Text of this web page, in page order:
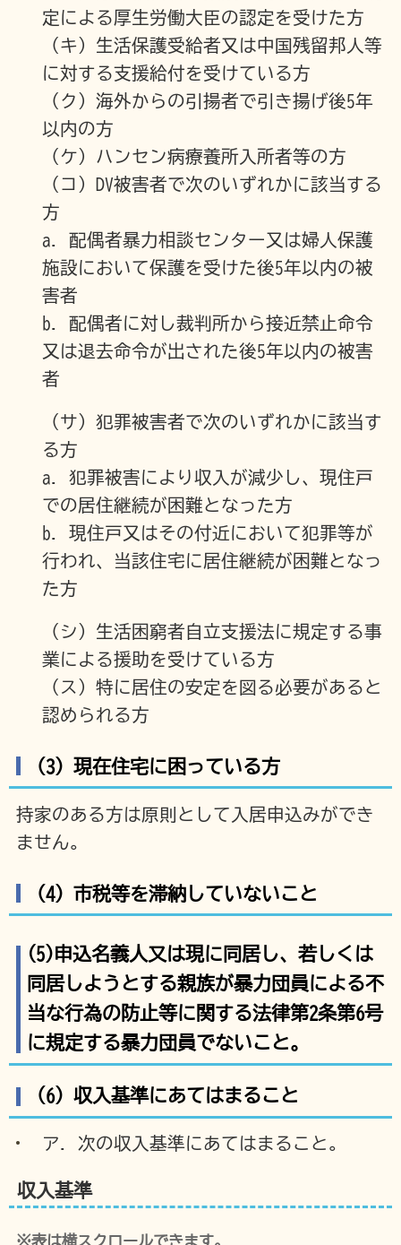
定による厚生労働大臣の認定を受けた方
（キ）生活保護受給者又は中国残留邦人等
に対する支援給付を受けている方
（ク）海外からの引揚者で引き揚げ後5年
以内の方
（ケ）ハンセン病療養所入所者等の方
（コ）DV被害者で次のいずれかに該当する
方
a. 配偶者暴力相談センター又は婦人保護
施設において保護を受けた後5年以内の被
害者
b. 配偶者に対し裁判所から接近禁止命令
又は退去命令が出された後5年以内の被害
者
（サ）犯罪被害者で次のいずれかに該当す
る方
a. 犯罪被害により収入が減少し、現住戸
での居住継続が困難となった方
b. 現住戸又はその付近において犯罪等が
行われ、当該住宅に居住継続が困難となっ
た方
（シ）生活困窮者自立支援法に規定する事
業による援助を受けている方
（ス）特に居住の安定を図る必要があると
認められる方
（3）現在住宅に困っている方
持家のある方は原則として入居申込みができ
ません。
（4）市税等を滞納していないこと
(5)申込名義人又は現に同居し、若しくは
同居しようとする親族が暴力団員による不
当な行為の防止等に関する法律第2条第6号
に規定する暴力団員でないこと。
（6）収入基準にあてはまること
ア. 次の収入基準にあてはまること。
収入基準
※表は横スクロールできます。